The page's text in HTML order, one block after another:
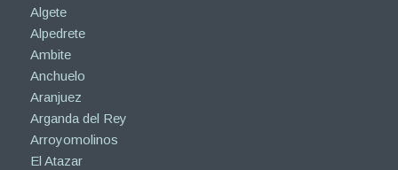
Algete
Alpedrete
Ambite
Anchuelo
Aranjuez
Arganda del Rey
Arroyomolinos
El Atazar